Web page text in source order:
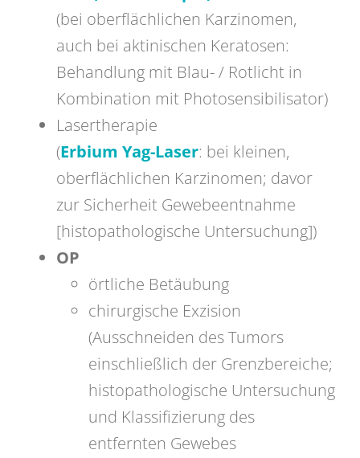
(bei oberflächlichen Karzinomen,
auch bei aktinischen Keratosen:
Behandlung mit Blau- / Rotlicht in
Kombination mit Photosensibilisator)
Lasertherapie
(Erbium Yag-Laser: bei kleinen,
oberflächlichen Karzinomen; davor
zur Sicherheit Gewebeentnahme
[histopathologische Untersuchung])
OP
örtliche Betäubung
chirurgische Exzision
(Ausschneiden des Tumors
einschließlich der Grenzbereiche;
histopathologische Untersuchung
und Klassifizierung des
entfernten Gewebes